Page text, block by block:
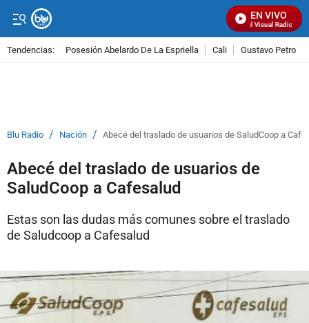
EN VIVO
Señal Visual Radio
Tendencias: Posesión Abelardo De La Espriella Cali Gustavo Petro
Blu Radio / Nación / Abecé del traslado de usuarios de SaludCoop a
Abecé del traslado de usuarios de
SaludCoop a Cafesalud
Estas son las dudas más comunes sobre el traslado
de Saludcoop a Cafesalud